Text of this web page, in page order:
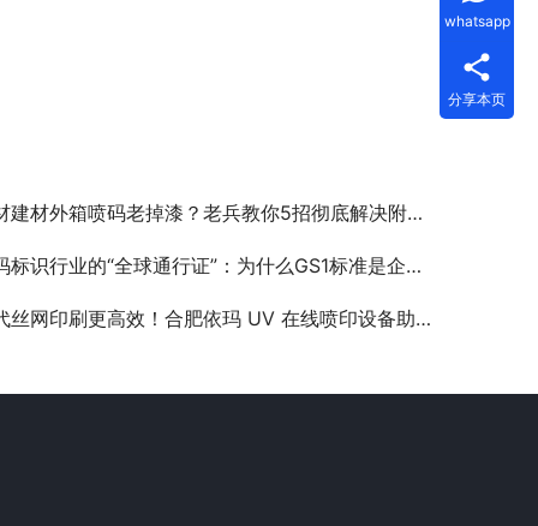
材外箱喷码老掉漆？老兵教你5招彻底解决附着力难题！
识行业的“全球通行证”：为什么GS1标准是企业出海的关键？
网印刷更高效！合肥依玛 UV 在线喷印设备助力印刷行业升级
whatsapp
分享本页